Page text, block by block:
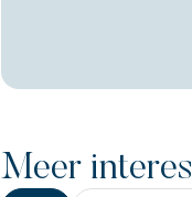
Meer